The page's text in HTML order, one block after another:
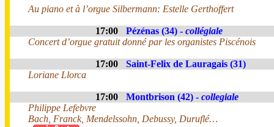
Au piano et à l’orgue Silbermann: Estelle Gerthoffert
17:00 Pézénas (34) - collégiale
Concert d’orgue gratuit donné par les organistes Piscénois
17:00
Saint-Felix de Lauragais (31)
Loriane Llorca
17:00 Montbrison (42) - collegiale
Philippe Lefebvre
Bach, Franck, Mendelssohn, Debussy, Duruflé…